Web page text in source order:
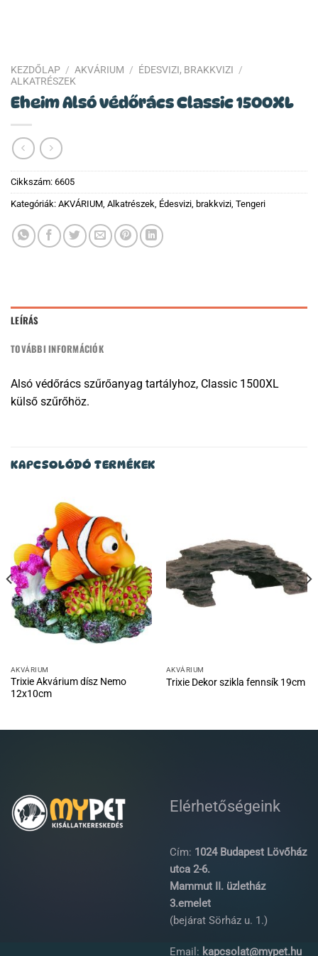
KEZDŐLAP / AKVÁRIUM / ÉDESVIZI, BRAKKVIZI /
ALKATRÉSZEK
Eheim Alsó védőrács Classic 1500XL
Cikkszám: 6605
Kategóriák: AKVÁRIUM, Alkatrészek, Édesvizi, brakkvizi, Tengeri
LEÍRÁS
TOVÁBBI INFORMÁCIÓK
Alsó védőrács szűrőanyag tartályhoz, Classic 1500XL
külső szűrőhöz.
KAPCSOLÓDÓ TERMÉKEK
AKVÁRIUM
Trixie Akvárium dísz Nemo
12x10cm
AKVÁRIUM
Trixie Dekor szikla fennsík 19cm
Elérhetőségeink
Cím: 1024 Budapest Lövőház
utca 2-6.
Mammut II. üzletház
3.emelet
(bejárat Sörház u. 1.)
Email: kapcsolat@mypet.hu